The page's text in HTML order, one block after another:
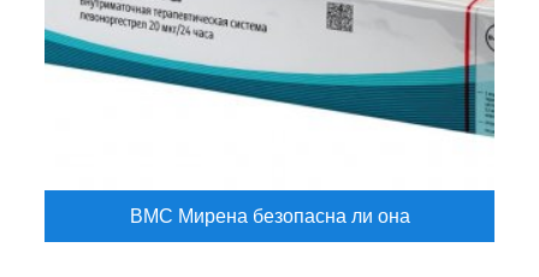
ВМС Мирена безопасна ли она